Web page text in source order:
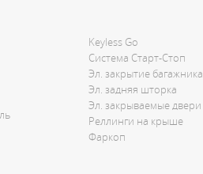
Keyless Go
Система Старт-Стоп
Эл. закрытие багажника
Эл. задняя шторка
Эл. закрываемые двери
Реллинги на крыше
Фаркоп